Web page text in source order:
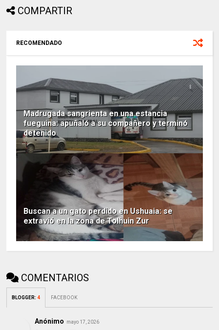
COMPARTIR
RECOMENDADO
Madrugada sangrienta en una estancia
fueguina: apuñaló a su compañero y terminó
detenido
Buscan a un gato perdido en Ushuaia: se
extravió en la zona de Tolhuin Zur
COMENTARIOS
BLOGGER:4 FACEBOOK
Anónimo mayo 17, 2026